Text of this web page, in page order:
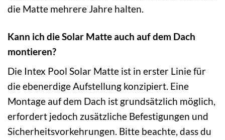
die Matte mehrere Jahre halten.
Kann ich die Solar Matte auch auf dem Dach
montieren?
Die Intex Pool Solar Matte ist in erster Linie für
die ebenerdige Aufstellung konzipiert. Eine
Montage auf dem Dach ist grundsätzlich möglich,
erfordert jedoch zusätzliche Befestigungen und
Sicherheitsvorkehrungen. Bitte beachte, dass du